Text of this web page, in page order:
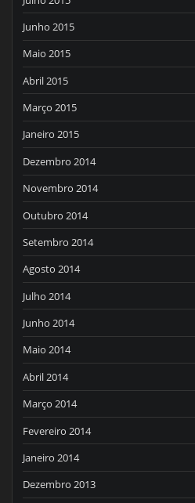
Junho 2015
Maio 2015
Abril 2015
Março 2015
Janeiro 2015
Dezembro 2014
Novembro 2014
Outubro 2014
Setembro 2014
Agosto 2014
Julho 2014
Junho 2014
Maio 2014
Abril 2014
Março 2014
Fevereiro 2014
Janeiro 2014
Dezembro 2013